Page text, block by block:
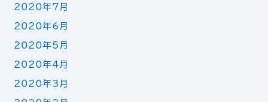
2020年7月
2020年6月
2020年5月
2020年4月
2020年3月